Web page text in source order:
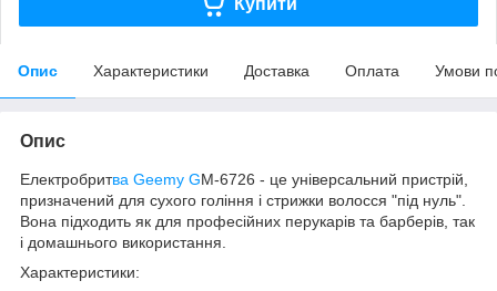
Опис Характеристики Доставка Оплата Умови
Опис
Електробритва Geemy GM-6726 - це універсальний пристрій,
призначений для сухого гоління і стрижки волосся "під нуль".
Вона підходить як для професійних перукарів та барберів, так
і домашнього використання.
Характеристики: